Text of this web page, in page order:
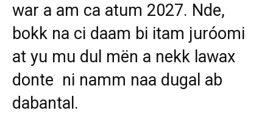
war a am ca atum 2027. Nde,
bokk na ci daam bi itam juróomi
at yu mu dul mën a nekk lawax
donte ni namm naa dugal ab
dabantal.